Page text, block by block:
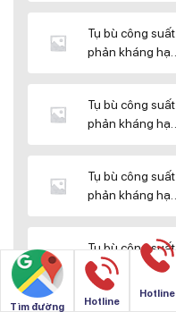
Tụ bù công suất
phản kháng hạ
Tụ bù công suất
phản kháng hạ
Tụ bù công suất
phản kháng hạ
Tụ bù công suất
phản kháng hạ
thế SHIZUKI
Tìm đường Hotline
Hotline